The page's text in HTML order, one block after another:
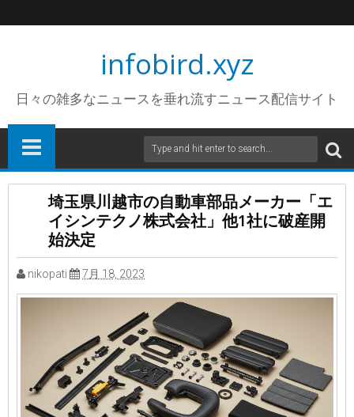
infobird.xyz
日々の雑多なニュースを垂れ流すニュース配信サイト
埼玉県川越市の自動車部品メーカー「エ
イシンテクノ株式会社」他1社に破産開
始決定
nikopati 7月 18, 2023